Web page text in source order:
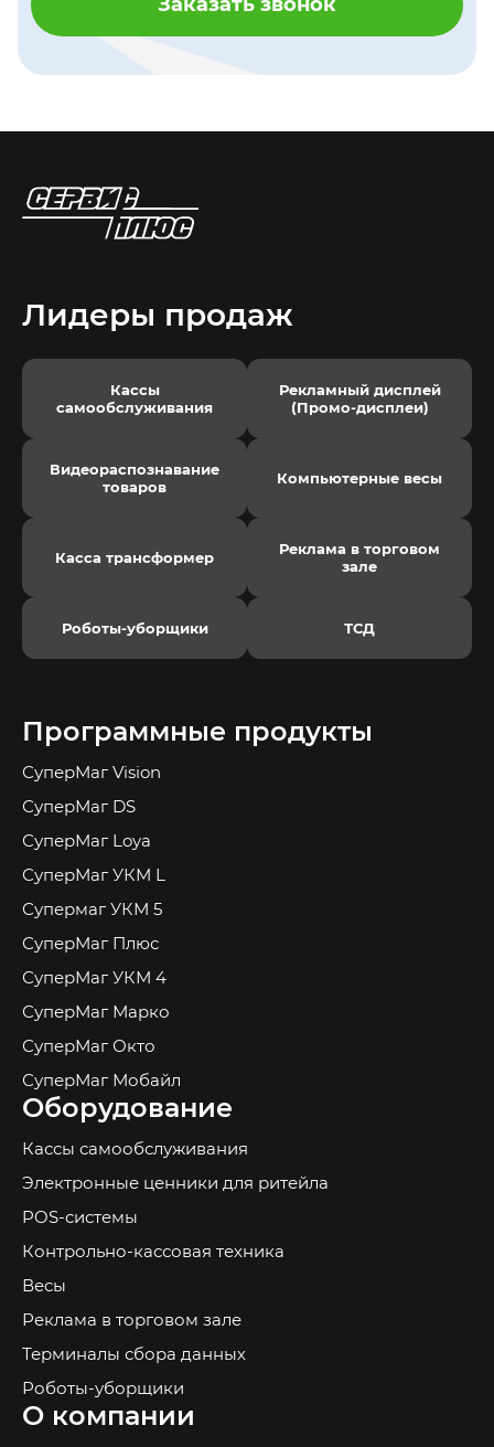
Лидеры продаж
Кассы
самообслуживания
Рекламный дисплей
(Промо-дисплеи)
Видеораспознавание
товаров
Компьютерные весы
Касса трансформер
Реклама в торговом
зале
Роботы-уборщики ТСД
Программные продукты
СуперМаг Vision
СуперМаг DS
СуперМаг Loya
СуперМаг УКМ L
Супермаг УКМ 5
СуперМаг Плюс
СуперМаг УКМ 4
СуперМаг Марко
СуперМаг Окто
СуперМаг Мобайл
Оборудование
Кассы самообслуживания
Электронные ценники для ритейла
POS-системы
Контрольно-кассовая техника
Весы
Реклама в торговом зале
Терминалы сбора данных
Роботы-уборщики
О компании